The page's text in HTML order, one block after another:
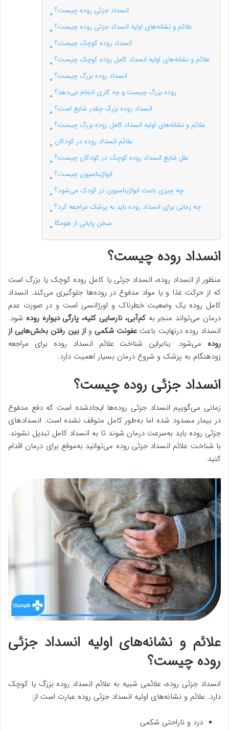
انسداد جزئی روده چیست؟
علائم و نشانه‌های اولیه انسداد جزئی روده چیست؟
انسداد روده کوچک چیست؟
علائم و نشانه‌های اولیه انسداد کامل روده کوچک چیست؟
انسداد روده بزرگ چیست؟
روده بزرگ چیست و چه کاری انجام می‌دهد؟
انسداد روده بزرگ چقدر شایع است؟
علائم و نشانه‌های اولیه انسداد کامل روده بزرگ چیست؟
علائم انسداد روده در کودکان
علل شایع انسداد روده کوچک در کودکان چیست؟
انواژیناسیون چیست؟
چه چیزی باعث انواژیناسیون در کودک می‌شود؟
چه زمانی برای انسداد روده باید به پزشک مراجعه کرد؟
سخن پایانی از هومکا
انسداد روده چیست؟
منظور از انسداد روده، انسداد جزئی یا کامل روده کوچک یا بزرگ است
که از حرکت غذا و یا مواد مدفوع در روده‌ها جلوگیری می‌کند. انسداد
کامل روده یک وضعیت خطرناک و اورژانسی است و در صورت عدم
درمان می‌تواند منجر بهکم‌آبی، نارسایی کلیه، پارگی دیواره روده شود.
انسداد روده درنهایت باعث عفونت شکمی واز بین‌ رفتن بخش‌هایی از
روده می‌شود. بنابراین شناخت علائم انسداد روده برای مراجعه
زودهنگام به پزشک و شروع درمان بسیار اهمیت دارد.
انسداد جزئی روده چیست؟
زمانی می‌گوییم انسداد جزئی روده‌ها ایجادشده است که دفع مدفوع
در بیمار مسدود شده اما به‌طور کامل متوقف نشده است. انسدادهای
جزئی روده باید به‌سرعت درمان شوند تا به انسداد کامل تبدیل نشوند.
با شناخت علائم انسداد جزئی روده می‌توانید به‌موقع برای درمان اقدام
کنید.
علائم و نشانه‌های اولیه انسداد جزئی
روده چیست؟
انسداد جزئی روده، علائمی شبیه به علائم انسداد روده بزرگ یا کوچک
دارد. علائم و نشانه‌های اولیه انسداد جزئی روده عبارت است از:
درد و ناراحتی شکمی